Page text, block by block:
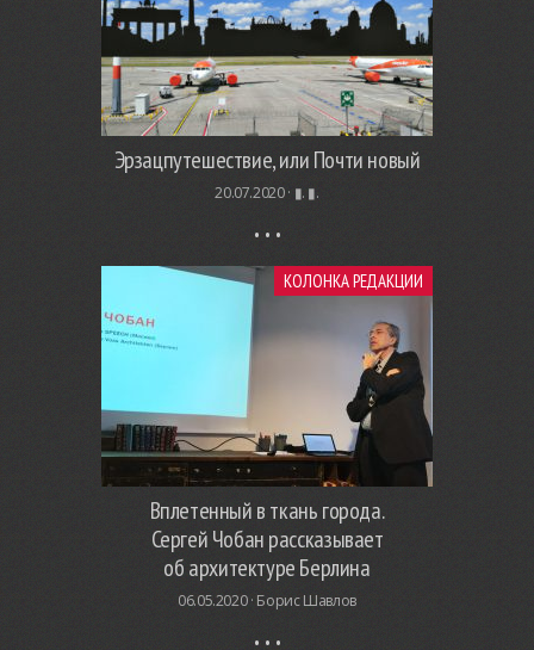
Эрзацпутешествие, или Почти новый
20.07.2020 · ▮. ▮.
КОЛОНКА РЕДАКЦИИ
Вплетенный в ткань города.
Сергей Чобан рассказывает
об архитектуре Берлина
06.05.2020 · Борис Шавлов